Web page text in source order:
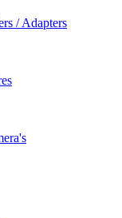
/ Adapters